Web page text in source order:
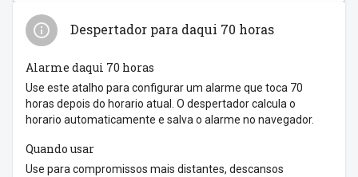
Despertador para daqui 70 horas
Alarme daqui 70 horas
Use este atalho para configurar um alarme que toca 70
horas depois do horario atual. O despertador calcula o
horario automaticamente e salva o alarme no navegador.
Quando usar
Use para compromissos mais distantes, descansos